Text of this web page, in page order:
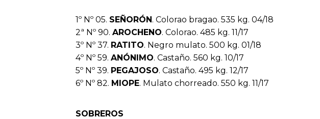
1º Nº 05. SEÑORÓN. Colorao bragao. 535 kg. 04/18
2ª Nº 90. AROCHENO. Colorao. 485 kg. 11/17
3º Nº 37. RATITO. Negro mulato. 500 kg. 01/18
4º Nº 59. ANÓNIMO. Castaño. 560 kg. 10/17
5º Nº 39. PEGAJOSO. Castaño. 495 kg. 12/17
6º Nº 82. MIOPE. Mulato chorreado. 550 kg. 11/17
SOBREROS